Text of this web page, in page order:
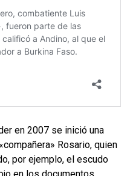
en 2007 se inició una
Rosario, quien
por ejemplo, el escudo